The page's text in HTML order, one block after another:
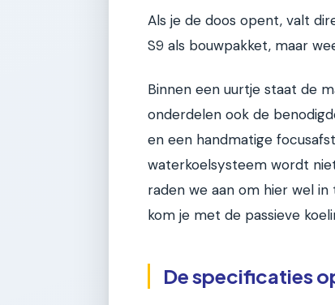
Als je de doos opent, valt
S9 als bouwpakket, maar
Binnen een uurtje staat de
onderdelen ook de
en een handmatige
waterkoelsysteem wordt
raden we aan om hier wel
kom je met de passieve
De specificaties